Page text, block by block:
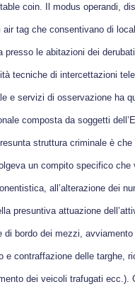
coin. Il modus operandi,
tag che consentivano di
le abitazioni dei
tecniche di intercettazioni
e servizi di osservazione ha
composta da soggetti
struttura criminale è
un compito specifico che
all’alterazione dei
presuntiva attuazione
bordo dei mezzi,
contraffazione delle targhe,
dei veicoli trafugati ecc .).